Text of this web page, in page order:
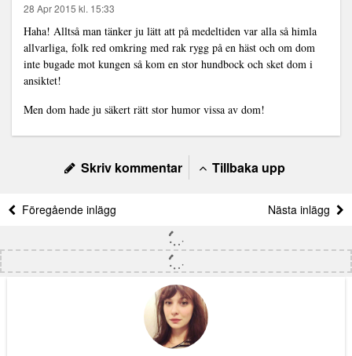
28 Apr 2015 kl. 15:33
Haha! Alltså man tänker ju lätt att på medeltiden var alla så himla
allvarliga, folk red omkring med rak rygg på en häst och om dom
inte bugade mot kungen så kom en stor hundbock och sket dom i
ansiktet!
Men dom hade ju säkert rätt stor humor vissa av dom!
Skriv kommentar Tillbaka upp
Föregående inlägg Nästa inlägg